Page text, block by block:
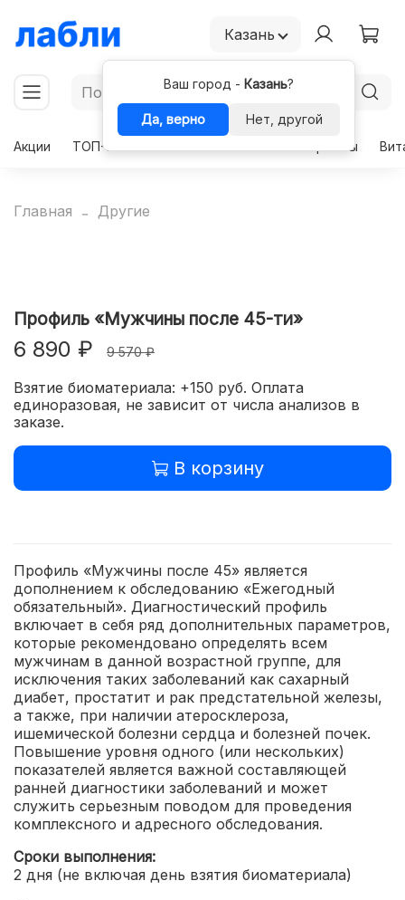
Казань
Ваш город - Казань?
Да, верно
Нет, другой
Акции
ТОП-50 Гормоны
Главная Другие
Профиль «Мужчины после 45-ти»
6 890 ₽ 9 570 ₽
Взятие биоматериала: +150 руб. Оплата
единоразовая, не зависит от числа анализов в
заказе.
В корзину
Профиль «Мужчины после 45» является
дополнением к обследованию «Ежегодный
обязательный». Диагностический профиль
включает в себя ряд дополнительных параметров,
которые рекомендовано определять всем
мужчинам в данной возрастной группе, для
исключения таких заболеваний как сахарный
диабет, простатит и рак предстательной железы,
а также, при наличии атеросклероза,
ишемической болезни сердца и болезней почек.
Повышение уровня одного (или нескольких)
показателей является важной составляющей
ранней диагностики заболеваний и может
служить серьезным поводом для проведения
комплексного и адресного обследования.
Сроки выполнения:
2 дня (не включая день взятия биоматериала)